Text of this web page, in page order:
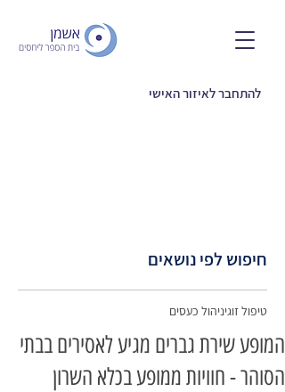
להתחבר לאיזור האישי
חיפוש לפי נושאים
טיפול זוגיניהול כעסים
המופע שירת גברים מגיע לאסירים בבתי
הסוהר - חוויות ממופע בכלא השרון